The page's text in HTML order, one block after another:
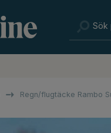
Regn/flugtäcke Rambo